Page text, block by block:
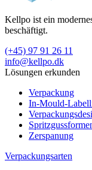
Kellpo ist ein
beschäftigt.
(+45) 97 91 26 11
info@kellpo.dk
Lösungen erkunden
Verpackung
In-Mould-
Zerspanung
Verpackungsarten